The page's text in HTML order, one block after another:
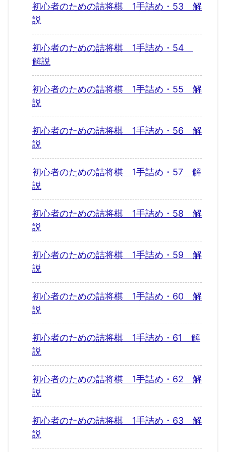
初心者のための詰将棋 1手詰め・53 解
説
初心者のための詰将棋 1手詰め・54
解説
初心者のための詰将棋 1手詰め・55 解
説
初心者のための詰将棋 1手詰め・56 解
説
初心者のための詰将棋 1手詰め・57 解
説
初心者のための詰将棋 1手詰め・58 解
説
初心者のための詰将棋 1手詰め・59 解
説
初心者のための詰将棋 1手詰め・60 解
説
初心者のための詰将棋 1手詰め・61 解
説
初心者のための詰将棋 1手詰め・62 解
説
初心者のための詰将棋 1手詰め・63 解
説